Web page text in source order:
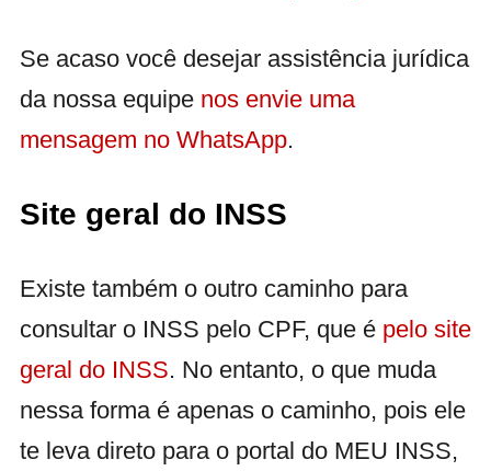
Se acaso você desejar assistência jurídica
da nossa equipe nos envie uma
mensagem no WhatsApp.
Site geral do INSS
Existe também o outro caminho para
consultar o INSS pelo CPF, que é pelo site
geral do INSS. No entanto, o que muda
nessa forma é apenas o caminho, pois ele
te leva direto para o portal do MEU INSS,